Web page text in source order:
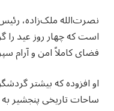
نصرت‌الله ملک‌زاده،
است که چهار روز عید را
فضای کاملاً امن و آرام
او افزوده که بیشتر
ساحات تاریخی پنجشیر به